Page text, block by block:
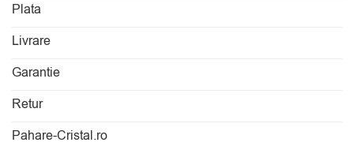
Plata
Livrare
Garantie
Retur
Pahare-Cristal.ro